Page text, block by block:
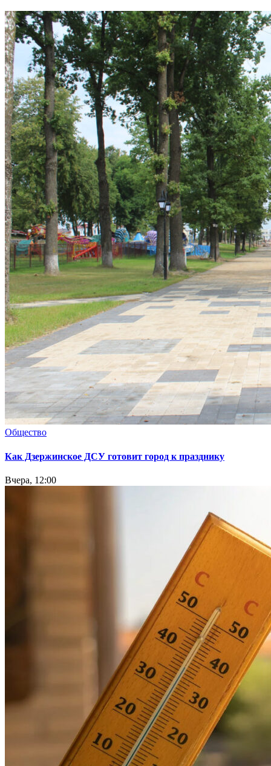
Общество
Как Дзержинское ДСУ готовит город к празднику
Вчера, 12:00